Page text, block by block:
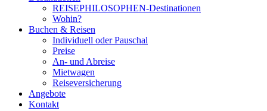
REISEPHILOSOPHEN-Destinationen
Wohin?
Buchen & Reisen
Individuell oder Pauschal
Preise
An- und Abreise
Mietwagen
Reiseversicherung
Angebote
Kontakt